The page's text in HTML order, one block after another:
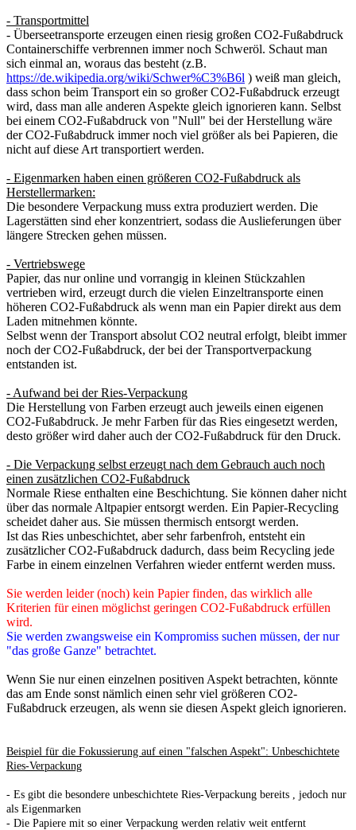
- Transportmittel
- Überseetransporte erzeugen einen riesig großen CO2-Fußabdruck
Containerschiffe verbrennen immer noch Schweröl. Schaut man
sich einmal an, woraus das besteht (z.B.
https://de.wikipedia.org/wiki/Schwer%C3%B6l ) weiß man gleich,
dass schon beim Transport ein so großer CO2-Fußabdruck erzeugt
wird, dass man alle anderen Aspekte gleich ignorieren kann. Selbst
bei einem CO2-Fußabdruck von "Null" bei der Herstellung wäre
der CO2-Fußabdruck immer noch viel größer als bei Papieren, die
nicht auf diese Art transportiert werden.
- Eigenmarken haben einen größeren CO2-Fußabdruck als
Herstellermarken:
Die besondere Verpackung muss extra produziert werden. Die
Lagerstätten sind eher konzentriert, sodass die Auslieferungen über
längere Strecken gehen müssen.
- Vertriebswege
Papier, das nur online und vorrangig in kleinen Stückzahlen
vertrieben wird, erzeugt durch die vielen Einzeltransporte einen
höheren CO2-Fußabdruck als wenn man ein Papier direkt aus dem
Laden mitnehmen könnte.
Selbst wenn der Transport absolut CO2 neutral erfolgt, bleibt immer
noch der CO2-Fußabdruck, der bei der Transportverpackung
entstanden ist.
- Aufwand bei der Ries-Verpackung
Die Herstellung von Farben erzeugt auch jeweils einen eigenen
CO2-Fußabdruck. Je mehr Farben für das Ries eingesetzt werden,
desto größer wird daher auch der CO2-Fußabdruck für den Druck.
- Die Verpackung selbst erzeugt nach dem Gebrauch auch noch
einen zusätzlichen CO2-Fußabdruck
Normale Riese enthalten eine Beschichtung. Sie können daher nicht
über das normale Altpapier entsorgt werden. Ein Papier-Recycling
scheidet daher aus. Sie müssen thermisch entsorgt werden.
Ist das Ries unbeschichtet, aber sehr farbenfroh, entsteht ein
zusätzlicher CO2-Fußabdruck dadurch, dass beim Recycling jede
Farbe in einem einzelnen Verfahren wieder entfernt werden muss.
Sie werden leider (noch) kein Papier finden, das wirklich alle
Kriterien für einen möglichst geringen CO2-Fußabdruck erfüllen
wird.
Sie werden zwangsweise ein Kompromiss suchen müssen, der nur
"das große Ganze" betrachtet.
Wenn Sie nur einen einzelnen positiven Aspekt betrachten, könnte
das am Ende sonst nämlich einen sehr viel größeren CO2-
Fußabdruck erzeugen, als wenn sie diesen Aspekt gleich ignorieren.
Beispiel für die Fokussierung auf einen "falschen Aspekt": Unbeschichtete
Ries-Verpackung
- Es gibt die besondere unbeschichtete Ries-Verpackung bereits , jedoch nur
als Eigenmarken
- Die Papiere mit so einer Verpackung werden relativ weit entfernt